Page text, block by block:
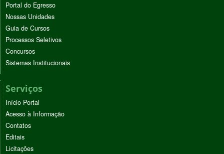
Portal do Egresso
Nossas Unidades
Guia de Cursos
Processos Seletivos
Concursos
Sistemas Institucionais
Serviços
Início Portal
Acesso à Informação
Contatos
Editais
Licitações